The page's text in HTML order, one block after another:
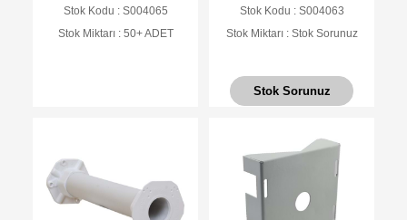
Stok Kodu : S004065
Stok Miktarı : 50+ ADET
Stok Kodu : S004063
Stok Miktarı : Stok Sorunuz
Stok Sorunuz